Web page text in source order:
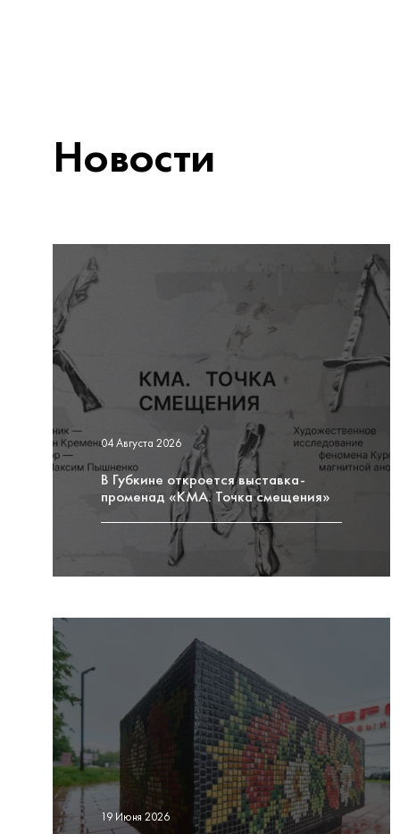
Новости
04 Августа 2026
В Губкине откроется выставка-
променад «КМА. Точка смещения»
19 Июня 2026